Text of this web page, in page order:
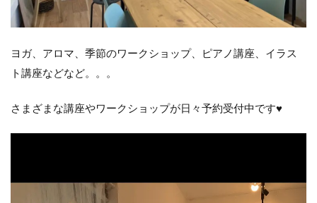
ヨガ、アロマ、季節のワークショップ、ピアノ講座、イラス
ト講座などなど。。。
さまざまな講座やワークショップが日々予約受付中です♥